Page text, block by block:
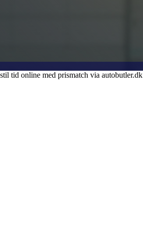
tid online med prismatch via autobutler.dk